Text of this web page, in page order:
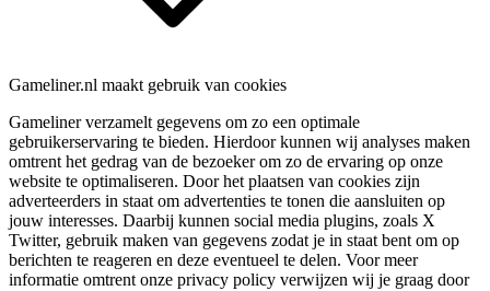
Gameliner.nl maakt gebruik van cookies
Gameliner verzamelt gegevens om zo een optimale
gebruikerservaring te bieden. Hierdoor kunnen wij analyses maken
omtrent het gedrag van de bezoeker om zo de ervaring op onze
website te optimaliseren. Door het plaatsen van cookies zijn
adverteerders in staat om advertenties te tonen die aansluiten op
jouw interesses. Daarbij kunnen social media plugins, zoals X
Twitter, gebruik maken van gegevens zodat je in staat bent om op
berichten te reageren en deze eventueel te delen. Voor meer
informatie omtrent onze privacy policy verwijzen wij je graag door